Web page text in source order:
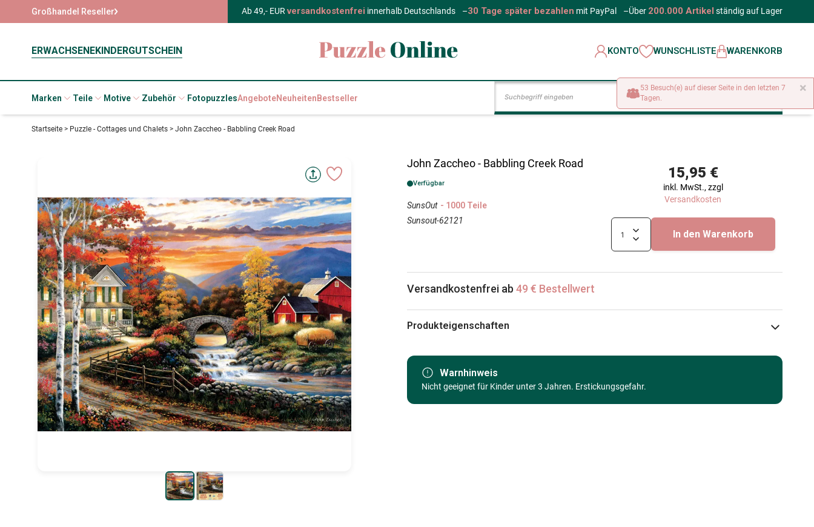
Großhandel Reseller Ab 49,- EURversandkostenfrei innerhalb Deutschlands –30 Tage später bezahlen mit PayPal –Über 200.000 Artikel ständig auf Lager
ERWACHSENEKINDERGUTSCHEIN KONTO WUNSCHLISTE WARENKORB
Marken Teile Motive Zubehör FotopuzzlesAngeboteNeuheitenBestseller
Startseite > Puzzle - Cottages und Chalets > John Zaccheo - Babbling Creek Road
John Zaccheo - Babbling Creek Road
Verfügbar
SunsOut - 1000 Teile
Sunsout-62121
15,95 €
inkl. MwSt., zzgl
Versandkosten
In den Warenkorb
Versandkostenfrei ab 49 € Bestellwert
Produkteigenschaften
Kategorie
Puzzle für Erwachsene (500 bis 48000 Teile)
Warnhinweis
Nicht geeignet für Kinder unter 3 Jahren. Erstickungsgefahr.
×
53 Besuch(e) auf dieser Seite in den letzten 7
Tagen.